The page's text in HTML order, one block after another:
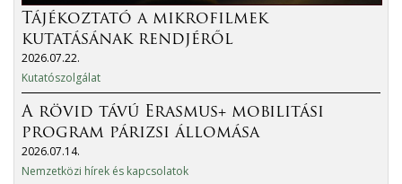
Tájékoztató a mikrofilmek
kutatásának rendjéről
2026.07.22.
Kutatószolgálat
A rövid távú Erasmus+ mobilitási
program párizsi állomása
2026.07.14.
Nemzetközi hírek és kapcsolatok